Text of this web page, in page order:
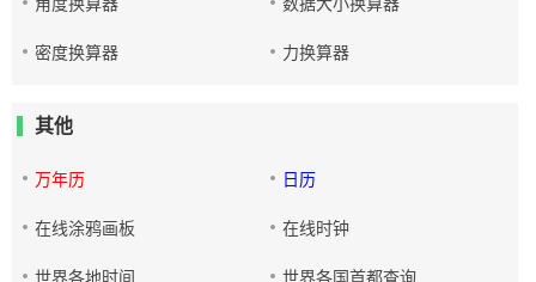
密度换算器 力换算器
其他
万年历 日历
在线涂鸦画板 在线时钟
世界各地时间 世界各国首都查询